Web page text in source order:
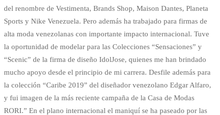
del renombre de Vestimenta, Brands Shop, Maison Dantes, Planeta
Sports y Nike Venezuela. Pero además ha trabajado para firmas de
alta moda venezolanas con importante impacto internacional. Tuve
la oportunidad de modelar para las Colecciones “Sensaciones” y
“Scenic” de la firma de diseño IdolJose, quienes me han brindado
mucho apoyo desde el principio de mi carrera. Desfile además para
la colección “Caribe 2019” del diseñador venezolano Edgar Alfaro,
y fui imagen de la más reciente campaña de la Casa de Modas
RORI.” En el plano internacional el maniquí se ha paseado por las